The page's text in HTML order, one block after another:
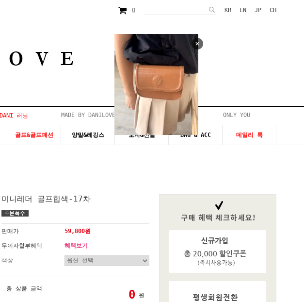
0 KR EN JP CH
DANI 러닝 MADE BY DANILOVE 시즌20~50%세일 ONLY YOU
골프&골프패션 양말&레깅스 모자&신발 BAG & ACC 데일리 룩
미니레더 골프힙색-17차
판매가 59,800원
무이자할부혜택 혜택보기
색상
총 상품 금액 0 원